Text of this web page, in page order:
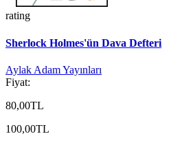
rating
Sherlock Holmes'ün Dava Defteri
Aylak Adam Yayınları
Fiyat:
80,00TL
100,00TL